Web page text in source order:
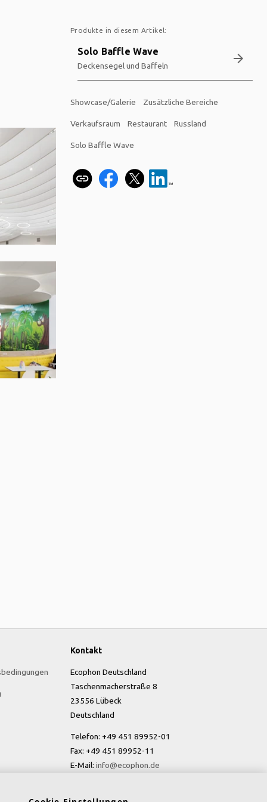
Produkte in diesem Artikel:
Solo Baffle Wave
Deckensegel und Baffeln arrow_forward
Showcase/Galerie Zusätzliche Bereiche
Verkaufsraum Restaurant Russland
Solo Baffle Wave
Kontakt
Ecophon Deutschland
Taschenmacherstraße 8
23556 Lübeck
Deutschland
Telefon: +49 451 89952-01
Fax: +49 451 89952-11
E-Mail: info@ecophon.de